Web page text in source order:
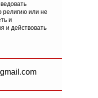
религию или не
и
и действовать